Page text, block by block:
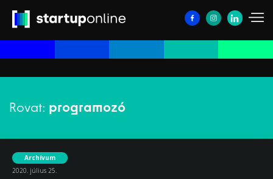
Rovat: programozó
Archívum
2020. július 25.